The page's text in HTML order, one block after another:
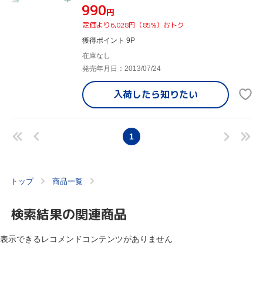
¥990円
定価より6,028円（85%）おトク
獲得ポイント 9P
在庫なし
発売年月日：2013/07/24
入荷したら知りたい
1
トップ 商品一覧
検索結果の関連商品
表示できるレコメンドコンテンツがありません